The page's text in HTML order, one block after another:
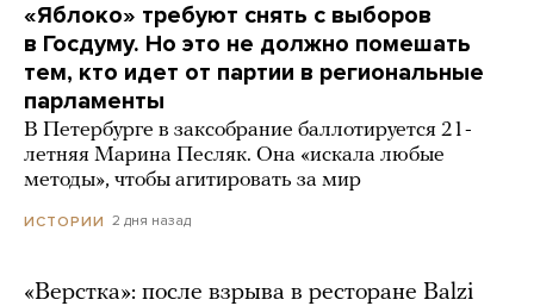
«Яблоко» требуют снять с выборов
в Госдуму. Но это не должно помешать
тем, кто идет от партии в региональные
парламенты
В Петербурге в заксобрание баллотируется 21-
летняя Марина Песляк. Она «искала любые
методы», чтобы агитировать за мир
ИСТОРИИ 2 дня назад
«Верстка»: после взрыва в ресторане Balzi